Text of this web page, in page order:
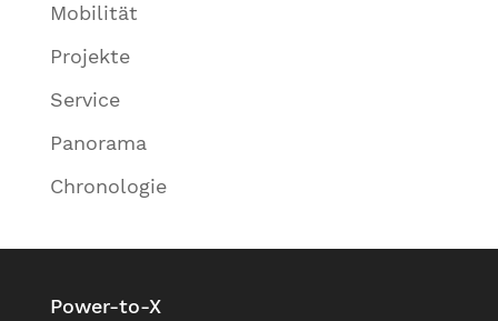
Mobilität
Projekte
Service
Panorama
Chronologie
Power-to-X